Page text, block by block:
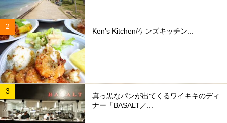
Ken's Kitchen/ケンズキッチン...
真っ黒なパンが出てくるワイキキのディ
ナー「BASALT／...